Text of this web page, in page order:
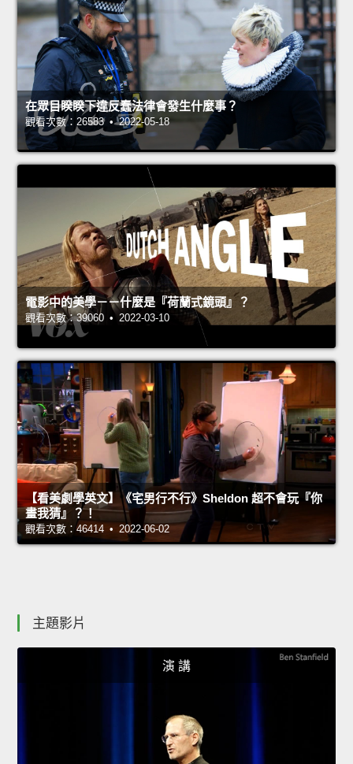
在眾目睽睽下違反蠢法律會發生什麼事？
觀看次數：26583 • 2022-05-18
電影中的美學－－什麼是『荷蘭式鏡頭』？
觀看次數：39060 • 2022-03-10
【看美劇學英文】《宅男行不行》Sheldon 超不會玩『你
畫我猜』？！
觀看次數：46414 • 2022-06-02
主題影片
演 講